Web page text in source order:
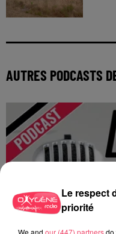
AUTRES PODCASTS
Le respect
priorité
We and our (447) partnersdo